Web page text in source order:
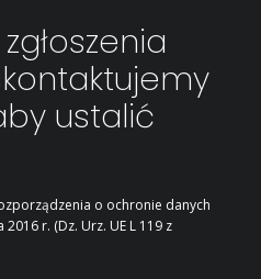
ustalić
o ochronie danych
r. (Dz. Urz. UE L 119 z